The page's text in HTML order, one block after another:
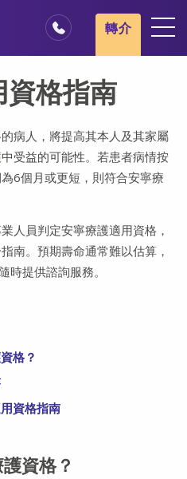
概述
人員
轉介
格指南
病人，將提高其本人及其家屬
受益的可能性。若患者病情按
6個月或更短，則符合安寧療
人員判定安寧療護適用資格，
南。預期壽命通常難以估算，
時提供諮詢服務。
格？
資格指南
資格？